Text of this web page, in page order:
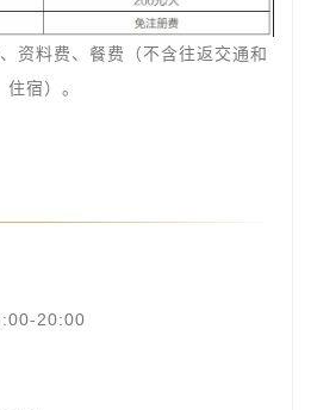
资料费、餐费（不含往返交通和
住宿）。
20:00